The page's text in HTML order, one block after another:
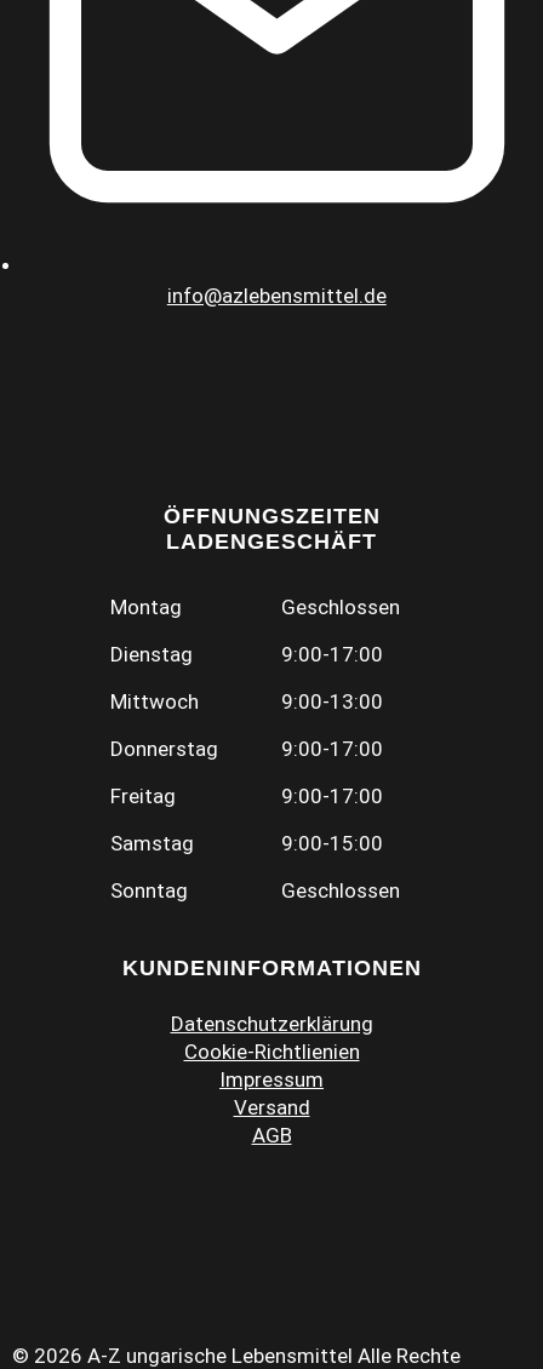
info@azlebensmittel.de
ÖFFNUNGSZEITEN
LADENGESCHÄFT
Montag
Geschlossen
Dienstag
9:00-17:00
Mittwoch
9:00-13:00
Donnerstag
9:00-17:00
Freitag
9:00-17:00
Samstag
9:00-15:00
Sonntag
Geschlossen
KUNDENINFORMATIONEN
Datenschutzerklärung
Cookie-Richtlienien
Impressum
Versand
AGB
© 2026 A-Z ungarische Lebensmittel Alle Rechte